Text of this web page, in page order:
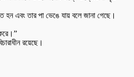
এবং তার পা ভেঙে যায় বলে জানা গেছে।
রয়েছে।